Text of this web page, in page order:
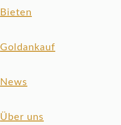
Bieten
Goldankauf
News
Über uns